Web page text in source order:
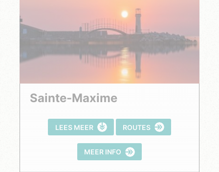
Sainte-Maxime
LEES MEER ROUTES
MEER INFO